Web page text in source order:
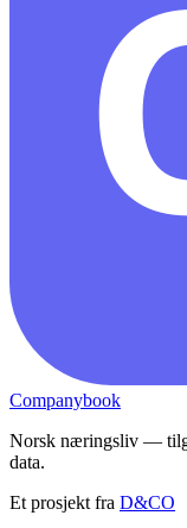
Companybook
Norsk næringsliv —
data.
Et prosjekt fra D&CO